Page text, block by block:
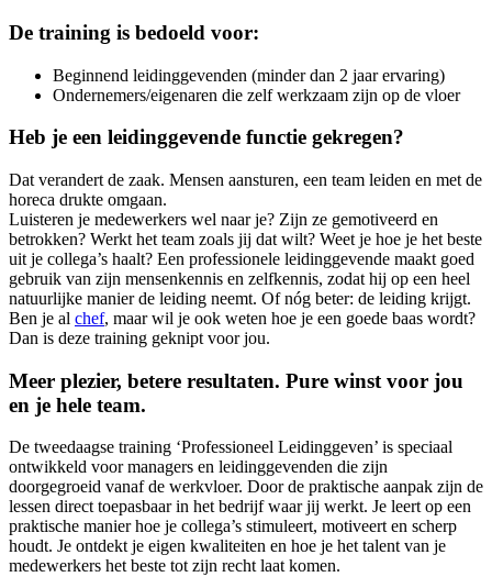
De training is bedoeld voor:
Beginnend leidinggevenden (minder dan 2 jaar ervaring)
Ondernemers/eigenaren die zelf werkzaam zijn op de vloer
Heb je een leidinggevende functie gekregen?
Dat verandert de zaak. Mensen aansturen, een team leiden en met de
horeca drukte omgaan.
Luisteren je medewerkers wel naar je? Zijn ze gemotiveerd en
betrokken? Werkt het team zoals jij dat wilt? Weet je hoe je het beste
uit je collega’s haalt? Een professionele leidinggevende maakt goed
gebruik van zijn mensenkennis en zelfkennis, zodat hij op een heel
natuurlijke manier de leiding neemt. Of nóg beter: de leiding krijgt.
Ben je al chef, maar wil je ook weten hoe je een goede baas wordt?
Dan is deze training geknipt voor jou.
Meer plezier, betere resultaten. Pure winst voor jou
en je hele team.
De tweedaagse training ‘Professioneel Leidinggeven’ is speciaal
ontwikkeld voor managers en leidinggevenden die zijn
doorgegroeid vanaf de werkvloer. Door de praktische aanpak zijn de
lessen direct toepasbaar in het bedrijf waar jij werkt. Je leert op een
praktische manier hoe je collega’s stimuleert, motiveert en scherp
houdt. Je ontdekt je eigen kwaliteiten en hoe je het talent van je
medewerkers het beste tot zijn recht laat komen.